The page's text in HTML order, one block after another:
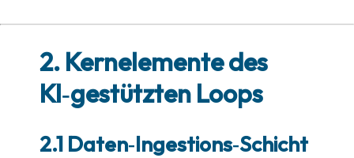
2. Kernelemente des
KI‑gestützten Loops
2.1 Daten‑Ingestions‑Schicht